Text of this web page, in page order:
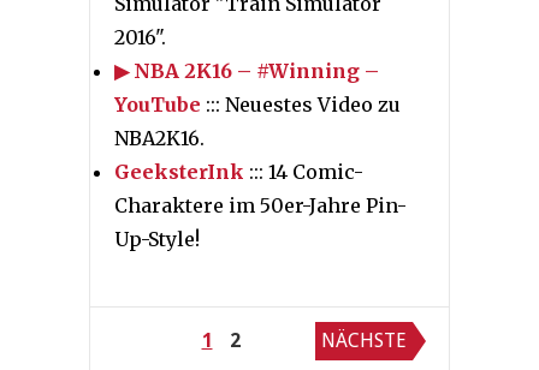
2016".
▶ NBA 2K16 – #Winning –
YouTube ::: Neuestes Video zu
NBA2K16.
GeeksterInk ::: 14 Comic-
Charaktere im 50er-Jahre Pin-
Up-Style!
Seitennummerierung
1 2 NÄCHSTE